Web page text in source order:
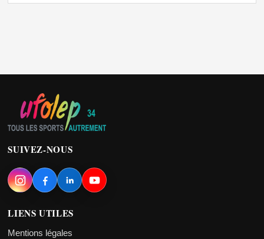
SUIVEZ-NOUS
LIENS UTILES
Mentions légales